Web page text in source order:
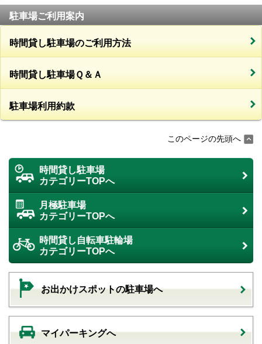
駐車場ご利用案内
時間貸し駐車場のご利用方法
時間貸し駐車場Ｑ＆Ａ
駐車場利用約款
このページの先頭へ
時間貸し駐車場
カテゴリーTOPへ
月極駐車場
カテゴリーTOPへ
時間貸し自転車駐輪場
カテゴリーTOPへ
お出かけスポットの駐車場へ
マイパーキングへ